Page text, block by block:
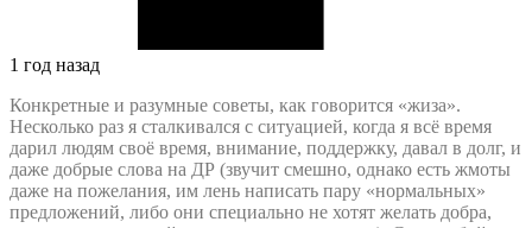
1 год назад
Конкретные и разумные советы, как говорится «жиза».
Несколько раз я сталкивался с ситуацией, когда я всё время
дарил людям своё время, внимание, поддержку, давал в долг, и
даже добрые слова на ДР (звучит смешно, однако есть жмоты
даже на пожелания, им лень написать пару «нормальных»
предложений, либо они специально не хотят желать добра,